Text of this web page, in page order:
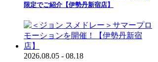
限定でご紹介【伊勢丹新宿店】
2026.08.05 - 08.18